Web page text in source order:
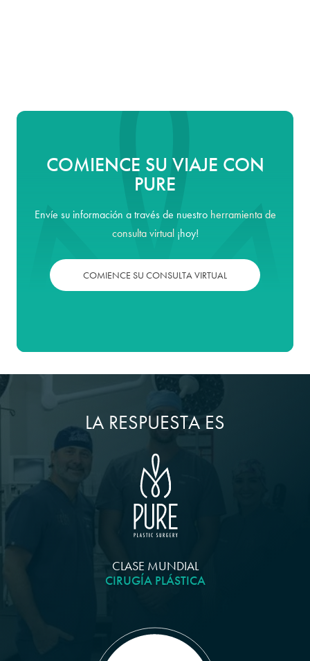
COMIENCE SU VIAJE CON
PURE
Envíe su información a través de nuestro herramienta de
consulta virtual¡hoy!
COMIENCE SU CONSULTA VIRTUAL
LA RESPUESTA ES
CLASE MUNDIAL
CIRUGÍA PLÁSTICA